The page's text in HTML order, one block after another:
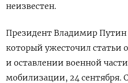
неизвестен.
Президент Владимир Путин
который ужесточил статьи
и оставлении военной
мобилизации, 24 сентября.